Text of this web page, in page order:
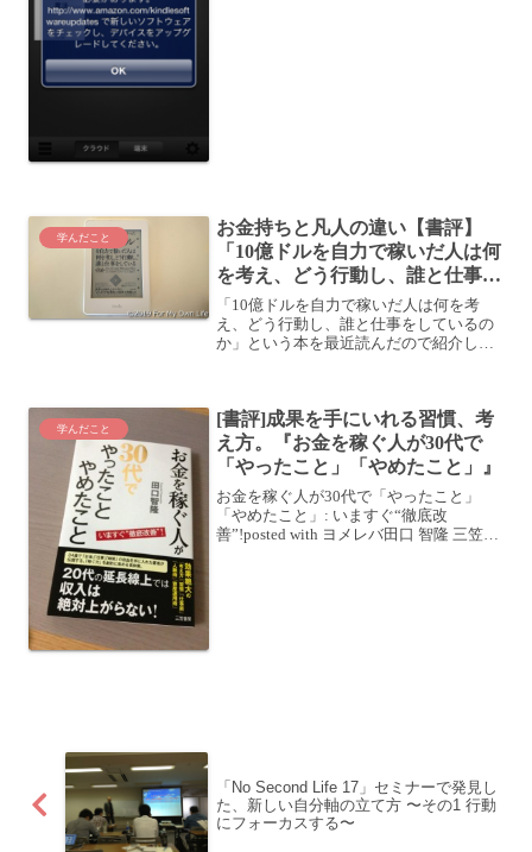
学んだこと
お金持ちと凡人の違い【書評】
「10億ドルを自力で稼いだ人は何
を考え、どう行動し、誰と仕事を
しているのか」
「10億ドルを自力で稼いだ人は何を考
え、どう行動し、誰と仕事をしているの
か」という本を最近読んだので紹介しま
う行動を取って...
学んだこと
[書評]成果を手にいれる習慣、考
え方。『お金を稼ぐ人が30代で
「やったこと」「やめたこと」』
お金を稼ぐ人が30代で「やったこと」
「やめたこと」: いますぐ“徹底改
善”!posted with ヨメレバ田口 智隆 三笠書
「No Second Life 17」セミナーで発見し
た、新しい自分軸の立て方 〜その1 行動
にフォーカスする〜